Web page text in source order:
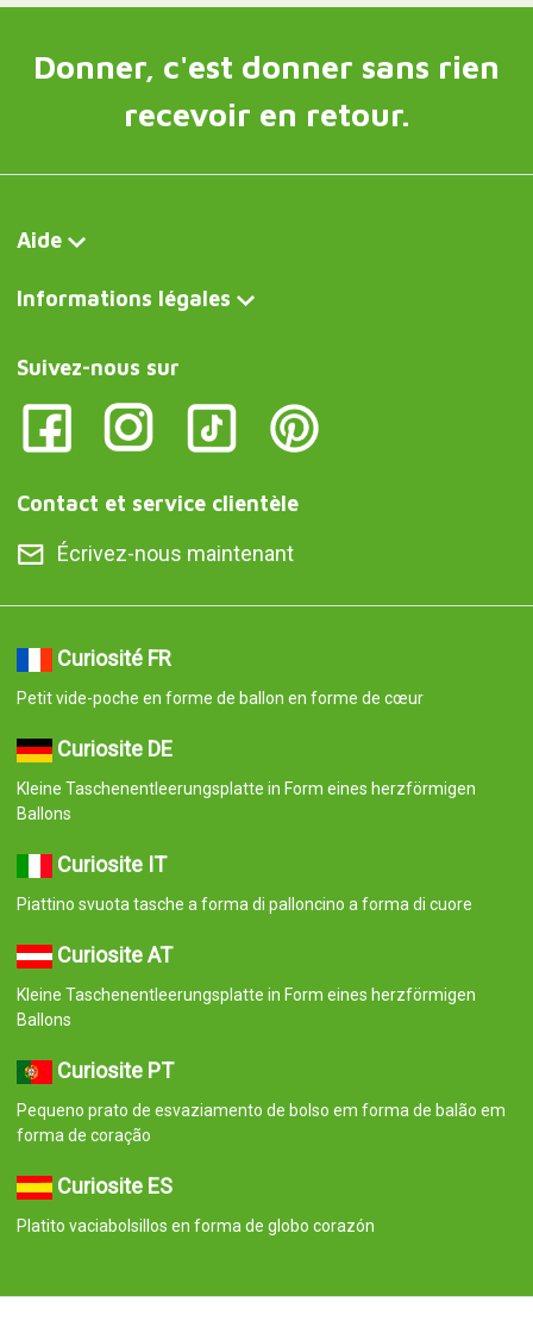
Donner, c'est donner sans rien
recevoir en retour.
Aide
Informations légales
Suivez-nous sur
Contact et service clientèle
Écrivez-nous maintenant
Curiosité FR
Petit vide-poche en forme de ballon en forme de cœur
Curiosite DE
Kleine Taschenentleerungsplatte in Form eines herzförmigen
Ballons
Curiosite IT
Piattino svuota tasche a forma di palloncino a forma di cuore
Curiosite AT
Kleine Taschenentleerungsplatte in Form eines herzförmigen
Ballons
Curiosite PT
Pequeno prato de esvaziamento de bolso em forma de balão em
forma de coração
Curiosite ES
Platito vaciabolsillos en forma de globo corazón